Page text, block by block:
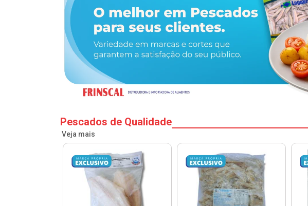
Pescados de Qualidade
Veja mais